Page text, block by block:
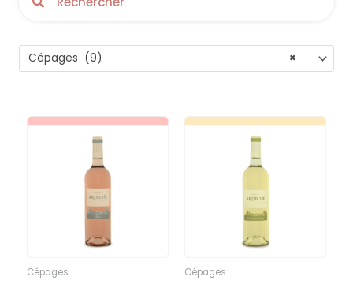
×
Cépages (9)
Cépages Cépages